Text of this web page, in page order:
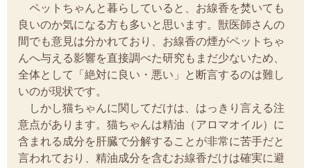
ペットちゃんと暮らしていると、お線香を焚いても
良いのか気になる方も多いと思います。獣医師さんの
間でも意見は分かれており、お線香の煙がペットちゃ
んへ与える影響を直接調べた研究もまだ少ないため、
全体として「絶対に良い・悪い」と断言するのは難し
いのが現状です。
しかし猫ちゃんに関してだけは、はっきり言える注
意点があります。猫ちゃんは精油（アロマオイル）に
含まれる成分を肝臓で分解することが非常に苦手だと
言われており、精油成分を含むお線香だけは確実に避